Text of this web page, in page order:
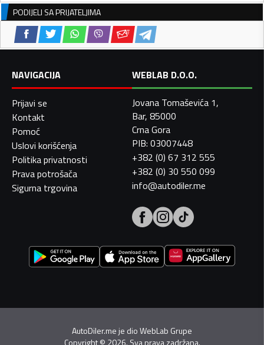
PODIJELI SA PRIJATELJIMA
NAVIGACIJA
Prijavi se
Kontakt
Pomoć
Uslovi korišćenja
Politika privatnosti
Prava potrošača
Sigurna trgovina
WEBLAB D.O.O.
Jovana Tomaševića 1,
Bar, 85000
Crna Gora
PIB: 03007448
+382 (0) 67 312 555
+382 (0) 30 550 099
info@autodiler.me
AutoDiler.me je dioWebLab Grupe
Copyright© 2026. Sva prava zadržana.